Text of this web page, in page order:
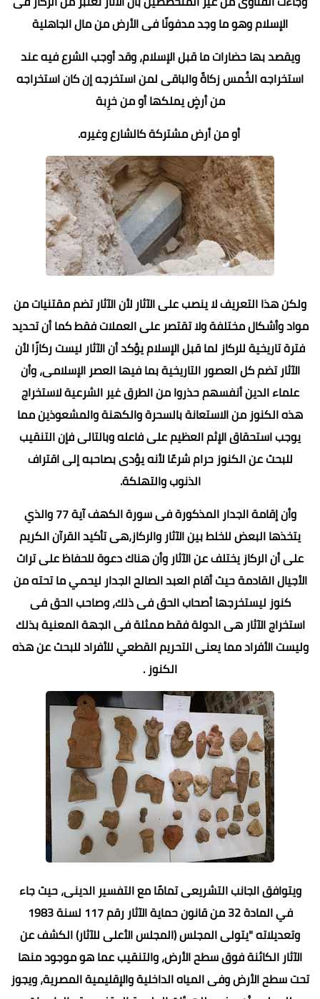
الإسلام وهو ما وجد مدفونًا فى الأرض من مال الجاهلية
ويقصد بها حضارات ما قبل الإسلام، وقد أوجب الشرع فيه عند
استخراجه الخُمس زكاةً والباقى لمن استخرجه إن كان استخراجه
من أرضٍ يملكها أو من خرِبة
أو من أرض مشتركة كالشارع وغيره.
ولكن هذا التعريف لا ينصب على الآثار لأن الآثار تضم مقتنيات من
مواد وأشكال مختلفة ولا تقتصر على العملات فقط كما أن تحديد
فترة تاريخية للركاز لما قبل الإسلام يؤكد أن الآثار ليست ركازًا لأن
الآثار تضم كل العصور التاريخية بما فيها العصر الإسلامى، وأن
علماء الدين أنفسهم حذروا من الطرق غير الشرعية لاستخراج
هذه الكنوز من الاستعانة بالسحرة والكهنة والمشعوذين مما
يوجب استحقاق الإثم العظيم على فاعله وبالتالى فإن التنقيب
للبحث عن الكنوز حرام شرعًا لأنه يؤدى بصاحبه إلى اقتراف
الذنوب والتهلكة.
وأن إقامة الجدار المذكورة فى سورة الكهف آية 77 والذي
يتخذها البعض للخلط بين الآثار والركاز،هى تأكيد القرآن الكريم
على أن الركاز يختلف عن الآثار وأن هناك دعوة للحفاظ على تراث
الأجيال القادمة حيث أقام العبد الصالح الجدار ليحمي ما تحته من
كنوز ليستخرجها أصحاب الحق فى ذلك، وصاحب الحق فى
استخراج الآثار هى الدولة فقط ممثلة فى الجهة المعنية بذلك
وليست الأفراد مما يعنى التحريم القطعي للأفراد للبحث عن هذه
الكنوز .
ويتوافق الجانب التشريعى تمامًا مع التفسير الدينى، حيث جاء
في المادة 32 من قانون حماية الآثار رقم 117 لسنة 1983
وتعديلاته "يتولى المجلس (المجلس الأعلى للآثار) الكشف عن
الآثار الكائنة فوق سطح الأرض، والتنقيب عما هو موجود منها
تحت سطح الأرض وفى المياه الداخلية والإقليمية المصرية، ويجوز